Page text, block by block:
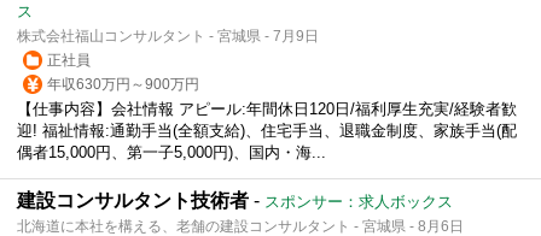
ス
株式会社福山コンサルタント - 宮城県 - 7月9日
正社員
年収630万円～900万円
【仕事内容】会社情報 アピール:年間休日120日/福利厚生充実/経験者歓
迎! 福祉情報:通勤手当(全額支給)、住宅手当、退職金制度、家族手当(配
偶者15,000円、第一子5,000円)、国内・海...
建設コンサルタント技術者 - スポンサー：求人ボックス
北海道に本社を構える、老舗の建設コンサルタント - 宮城県 - 8月6日